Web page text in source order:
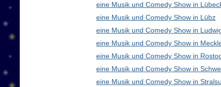
eine Musik und Comedy Show in
eine Musik und Comedy Show in Lübz
eine Musik und Comedy Show in
eine Musik und Comedy Show in
eine Musik und Comedy Show in
eine Musik und Comedy Show in
eine Musik und Comedy Show in